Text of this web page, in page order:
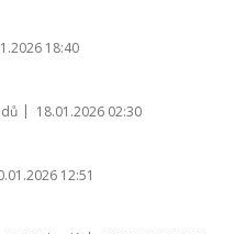
18:40
| 18.01.2026 02:30
12:51